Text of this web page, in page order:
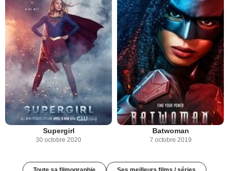
Supergirl
30 octobre 2020
Batwoman
7 octobre 2019